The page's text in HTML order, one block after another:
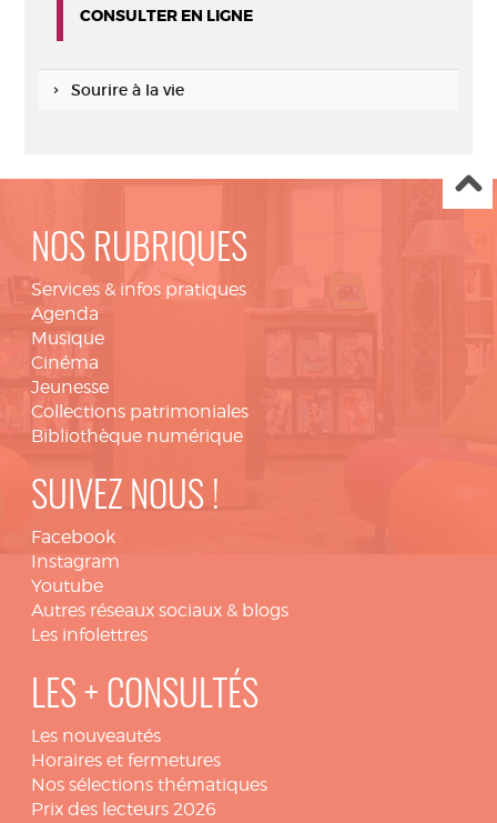
CONSULTER EN LIGNE
Sourire à la vie
NOS RUBRIQUES
Services & infos pratiques
Agenda
Musique
Cinéma
Jeunesse
Collections patrimoniales
Bibliothèque numérique
SUIVEZ NOUS !
Facebook
Instagram
Youtube
Autres réseaux sociaux & blogs
Les infolettres
LES + CONSULTÉS
Les nouveautés
Horaires et fermetures
Nos sélections thématiques
Prix des lecteurs 2026